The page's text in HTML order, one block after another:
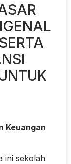
Keuangan
ini sekolah